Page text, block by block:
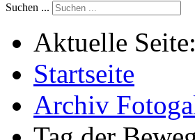
Suchen ...
Aktuelle Seite:
Startseite
Archiv